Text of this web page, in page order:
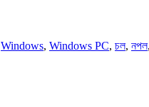
Windows, Windows PC, চল, নপল,